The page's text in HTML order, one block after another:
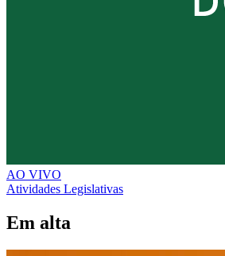
AO VIVO
Atividades Legislativas
Em alta